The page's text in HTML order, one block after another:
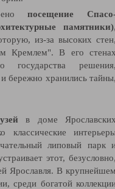
посещение
памятники)
из-за высоких
Кремлем". В его
государства
бережно хранились
в доме
классические
липовый парк
этот,
Ярославля. В
среди богатой